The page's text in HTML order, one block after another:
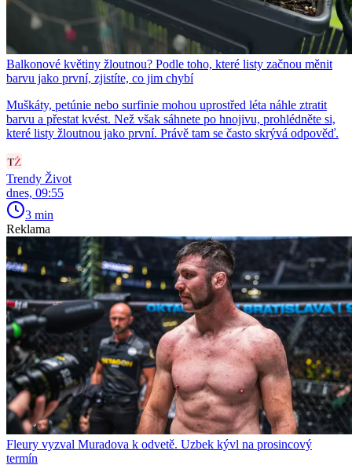
Balkonové květiny žloutnou? Podle toho, které listy začnou měnit
barvu jako první, zjistíte, co jim chybí
Muškáty, petúnie nebo surfinie mohou uprostřed léta náhle ztratit
barvu a přestat kvést. Než však sáhnete po hnojivu, prohlédněte si,
které listy žloutnou jako první. Právě tam se často skrývá odpověď.
Trendy Život
dnes, 09:55
3 min
Reklama
Fleury vyzval Muradova k odvetě. Uzbek kývl na prosincový
termín